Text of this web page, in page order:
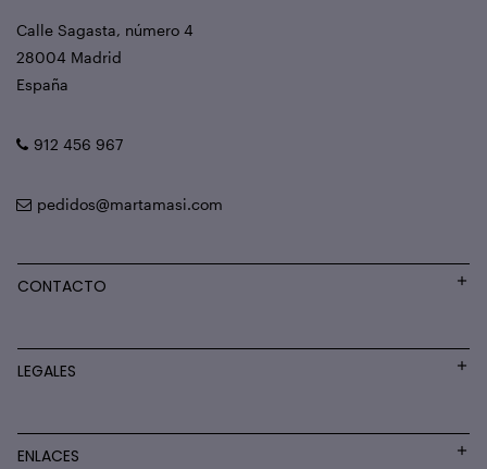
Calle Sagasta, número 4
28004 Madrid
España
912 456 967
pedidos@martamasi.com
CONTACTO
LEGALES
ENLACES